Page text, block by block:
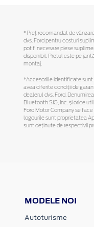
*Preţ recomandat de
dvs. Ford pentru costuri
pot fi necesare piese
disponibil. Preţul este pe
montaj.
*Accesoriile identificate sunt
avea diferite condiții de
dealerul dvs. Ford.
Bluetooth SIG, Inc. și orice
Ford Motor Company se
logourile sunt proprietatea
sunt deținute de respectivii
MODELE NOI
Autoturisme